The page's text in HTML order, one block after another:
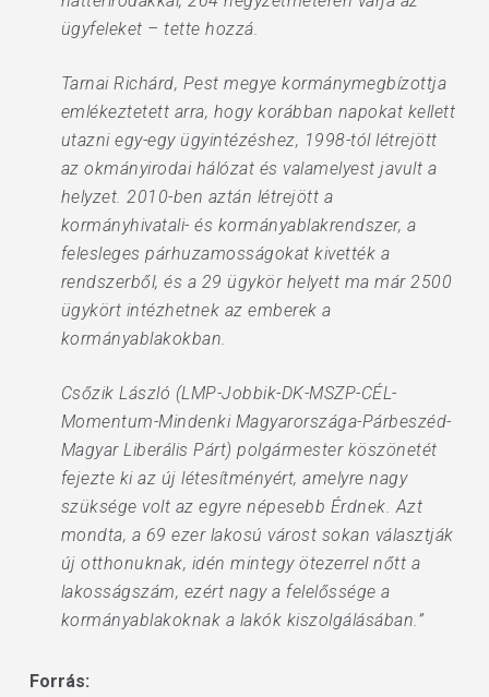
ügyfeleket – tette hozzá.
Tarnai Richárd, Pest megye kormánymegbízottja
emlékeztetett arra, hogy korábban napokat kellett
utazni egy-egy ügyintézéshez, 1998-tól létrejött
az okmányirodai hálózat és valamelyest javult a
helyzet. 2010-ben aztán létrejött a
kormányhivatali- és kormányablakrendszer, a
felesleges párhuzamosságokat kivették a
rendszerből, és a 29 ügykör helyett ma már 2500
ügykört intézhetnek az emberek a
kormányablakokban.
Csőzik László (LMP-Jobbik-DK-MSZP-CÉL-
Momentum-Mindenki Magyarországa-Párbeszéd-
Magyar Liberális Párt) polgármester köszönetét
fejezte ki az új létesítményért, amelyre nagy
szüksége volt az egyre népesebb Érdnek. Azt
mondta, a 69 ezer lakosú várost sokan választják
új otthonuknak, idén mintegy ötezerrel nőtt a
lakosságszám, ezért nagy a felelőssége a
kormányablakoknak a lakók kiszolgálásában.”
Forrás: